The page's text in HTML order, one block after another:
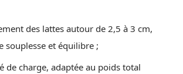
des lattes autour de 2,5 à 3 cm,
souplesse et équilibre ;
de charge, adaptée au poids total